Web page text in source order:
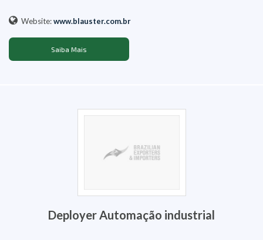
Website:www.blauster.com.br
Saiba Mais
Deployer Automação industrial